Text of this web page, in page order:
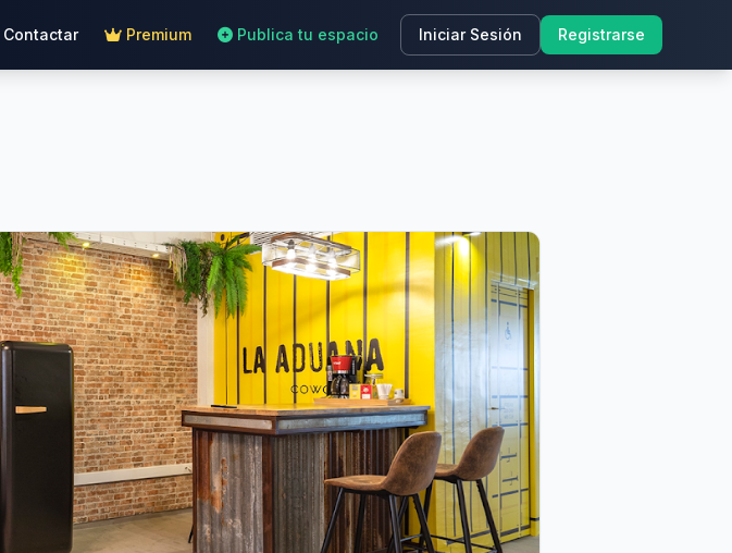
Contactar Premium Publica tu espacio Iniciar Sesión Registrarse